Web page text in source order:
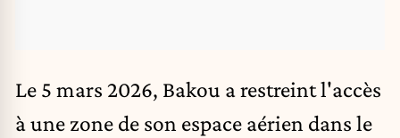
Le 5 mars 2026, Bakou a restreint l'accès
à une zone de son espace aérien dans le